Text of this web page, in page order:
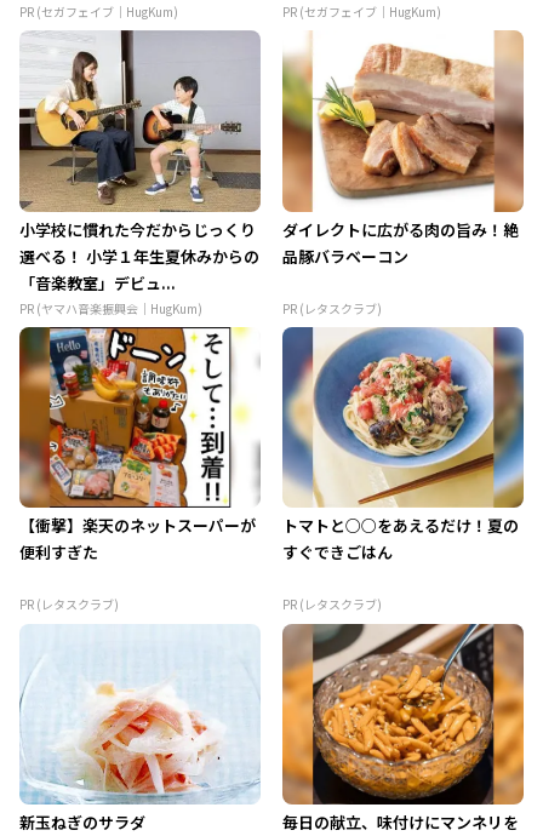
PR (セガフェイブ｜HugKum) PR (セガフェイブ｜HugKum)
小学校に慣れた今だからじっくり
選べる！ 小学１年生夏休みからの
「音楽教室」デビュ...
PR (ヤマハ音楽振興会｜HugKum)
ダイレクトに広がる肉の旨み！絶
品豚バラベーコン
PR (レタスクラブ)
【衝撃】楽天のネットスーパーが
便利すぎた
PR (レタスクラブ)
トマトと○○をあえるだけ！夏の
すぐできごはん
PR (レタスクラブ)
新玉ねぎのサラダ
毎日の献立、味付けにマンネリを